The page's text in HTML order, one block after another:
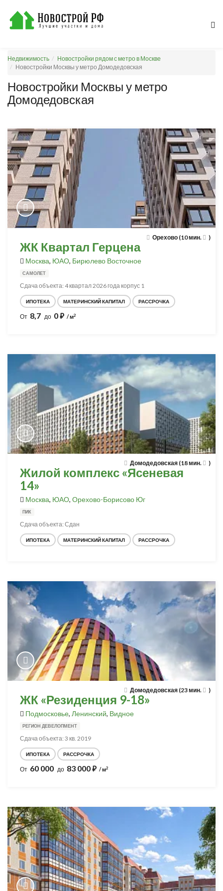
Недвижимость
Новостройки рядом с метро в Москве
Новостройки Москвы у метро Домодедовская
Новостройки Москвы у метро
Домодедовская
Орехово (10 мин. )
ЖК Квартал Герцена
Москва, ЮАО, Бирюлево Восточное
САМОЛЕТ
Сдача объекта: 4 квартал 2026 года корпус 1
ИПОТЕКА МАТЕРИНСКИЙ КАПИТАЛ РАССРОЧКА
От 8,7 до 0⃏ / м2
Домодедовская (18 мин. )
Жилой комплекс «Ясеневая
14»
Москва, ЮАО, Орехово-Борисово Юг
ПИК
Сдача объекта: Сдан
ИПОТЕКА МАТЕРИНСКИЙ КАПИТАЛ РАССРОЧКА
Домодедовская (23 мин. )
ЖК «Резиденция 9-18»
Подмосковье, Ленинский, Видное
РЕГИОН ДЕВЕЛОПМЕНТ
Сдача объекта: 3 кв. 2019
ИПОТЕКА РАССРОЧКА
От 60 000 до 83 000⃏ / м2